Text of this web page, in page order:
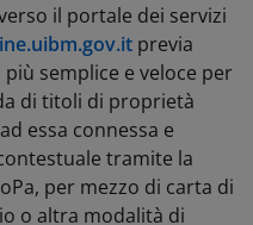
il portale dei servizi
previa
semplice e veloce per
di titoli di proprietà
essa connessa e
tramite la
per mezzo di carta di
o altra modalità di